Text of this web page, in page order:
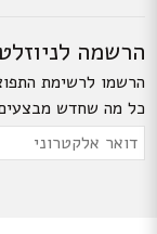
הרשמה
הרשמו לרשימת
כל מה שחדש
this field empty.
דואר